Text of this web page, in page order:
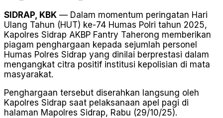
SIDRAP, KBK — Dalam momentum peringatan Hari
Ulang Tahun (HUT) ke-74 Humas Polri tahun 2025,
Kapolres Sidrap AKBP Fantry Taherong memberikan
piagam penghargaan kepada sejumlah personel
Humas Polres Sidrap yang dinilai berprestasi dalam
mengangkat citra positif institusi kepolisian di mata
masyarakat.
Penghargaan tersebut diserahkan langsung oleh
Kapolres Sidrap saat pelaksanaan apel pagi di
halaman Mapolres Sidrap, Rabu (29/10/25).